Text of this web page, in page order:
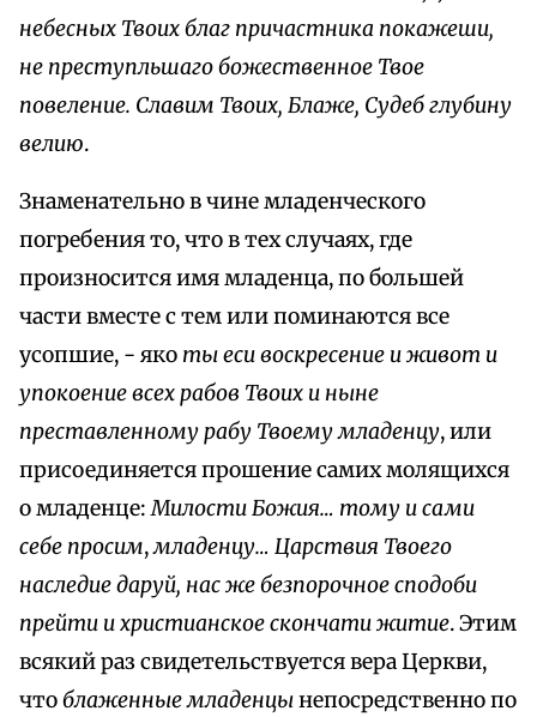
небесных Твоих благ причастника покажеши,
не преступльшаго божественное Твое
повеление. Славим Твоих, Блаже, Судеб глубину
велию.
Знаменательно в чине младенческого
погребения то, что в тех случаях, где
произносится имя младенца, по большей
части вместе с тем или поминаются все
усопшие, - яко ты еси воскресение и живот и
упокоение всех рабов Твоих и ныне
преставленному рабу Твоему младенцу, или
присоединяется прошение самих молящихся
о младенце:Милости Божия… тому и сами
себе просим,младенцу… Царствия Твоего
наследие даруй, нас же безпорочное сподоби
прейти и христианское скончати житие. Этим
всякий раз свидетельствуется вера Церкви,
чтоблаженные младенцынепосредственно по